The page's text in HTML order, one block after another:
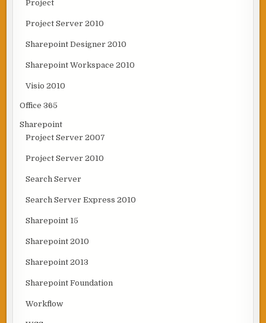
Project
Project Server 2010
Sharepoint Designer 2010
Sharepoint Workspace 2010
Visio 2010
Office 365
Sharepoint
Project Server 2007
Project Server 2010
Search Server
Search Server Express 2010
Sharepoint 15
Sharepoint 2010
Sharepoint 2013
Sharepoint Foundation
Workflow